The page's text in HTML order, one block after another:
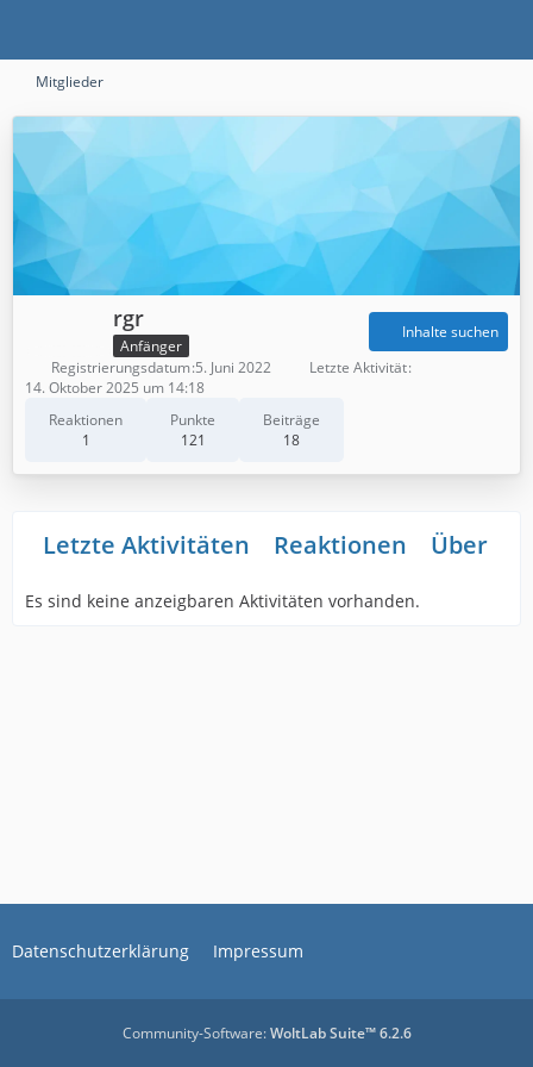
Mitglieder
rgr
Anfänger
Reaktionen
1
Punkte
121
Beiträge
18
Inhalte suchen
Registrierungsdatum 5. Juni 2022
Letzte Aktivität
14. Oktober 2025 um 14:18
Letzte Aktivitäten Reaktionen Über
Es sind keine anzeigbaren Aktivitäten vorhanden.
Datenschutzerklärung Impressum
Community-Software:WoltLab Suite™ 6.2.6